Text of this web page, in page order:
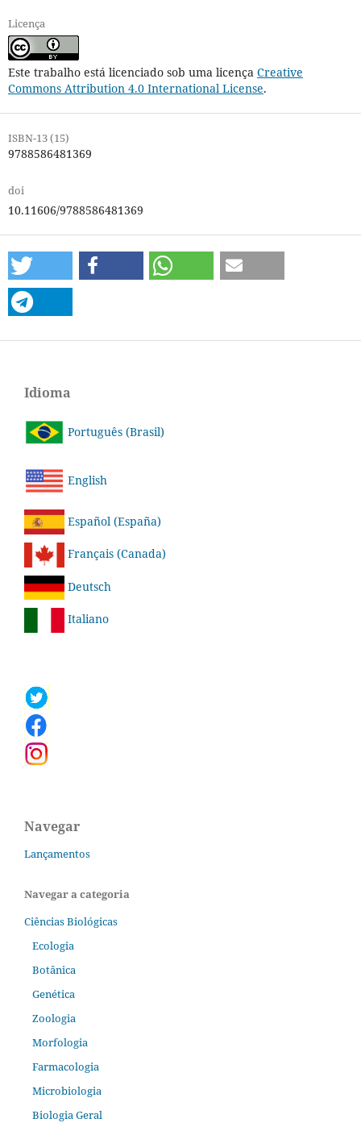
Licença
Este trabalho está licenciado sob uma licença Creative
Commons Attribution 4.0 International License.
ISBN-13 (15)
9788586481369
doi
10.11606/9788586481369
Idioma
Português (Brasil)
English
Español (España)
Français (Canada)
Deutsch
Italiano
Navegar
Lançamentos
Navegar a categoria
Ciências Biológicas
Ecologia
Botânica
Genética
Zoologia
Morfologia
Farmacologia
Microbiologia
Biologia Geral